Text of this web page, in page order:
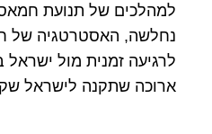
למהלכים של תנועת
נחלשה, האסטרטגיה של
לרגיעה זמנית מול ישראל
ארוכה שתקנה לישראל